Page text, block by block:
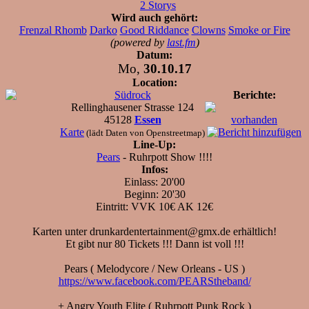
2 Storys
Wird auch gehört:
Frenzal Rhomb Darko Good Riddance Clowns Smoke or Fire
(powered by last.fm)
Datum:
Mo, 30.10.17
Location:
Südrock
Rellinghausener Strasse 124
45128 Essen
Karte (lädt Daten von Openstreetmap)
Berichte:
vorhanden
Line-Up:
Pears - Ruhrpott Show !!!!
Infos:
Einlass: 20'00
Beginn: 20'30
Eintritt: VVK 10€ AK 12€
Karten unter drunkardentertainment@gmx.de erhältlich!
Et gibt nur 80 Tickets !!! Dann ist voll !!!
Pears ( Melodycore / New Orleans - US )
https://www.facebook.com/PEARStheband/
+ Angry Youth Elite ( Ruhrpott Punk Rock )